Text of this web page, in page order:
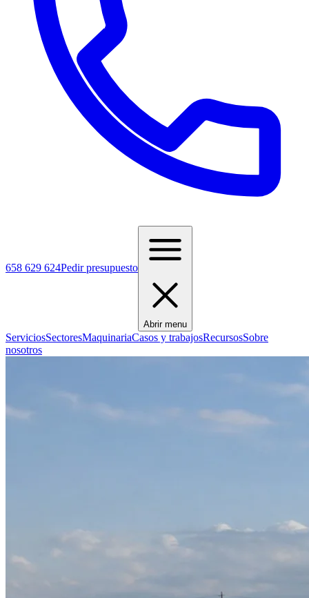
658 629 624Pedir presupuesto
Abrir menu
ServiciosSectoresMaquinariaCasos y trabajosRecursosSobre
nosotros